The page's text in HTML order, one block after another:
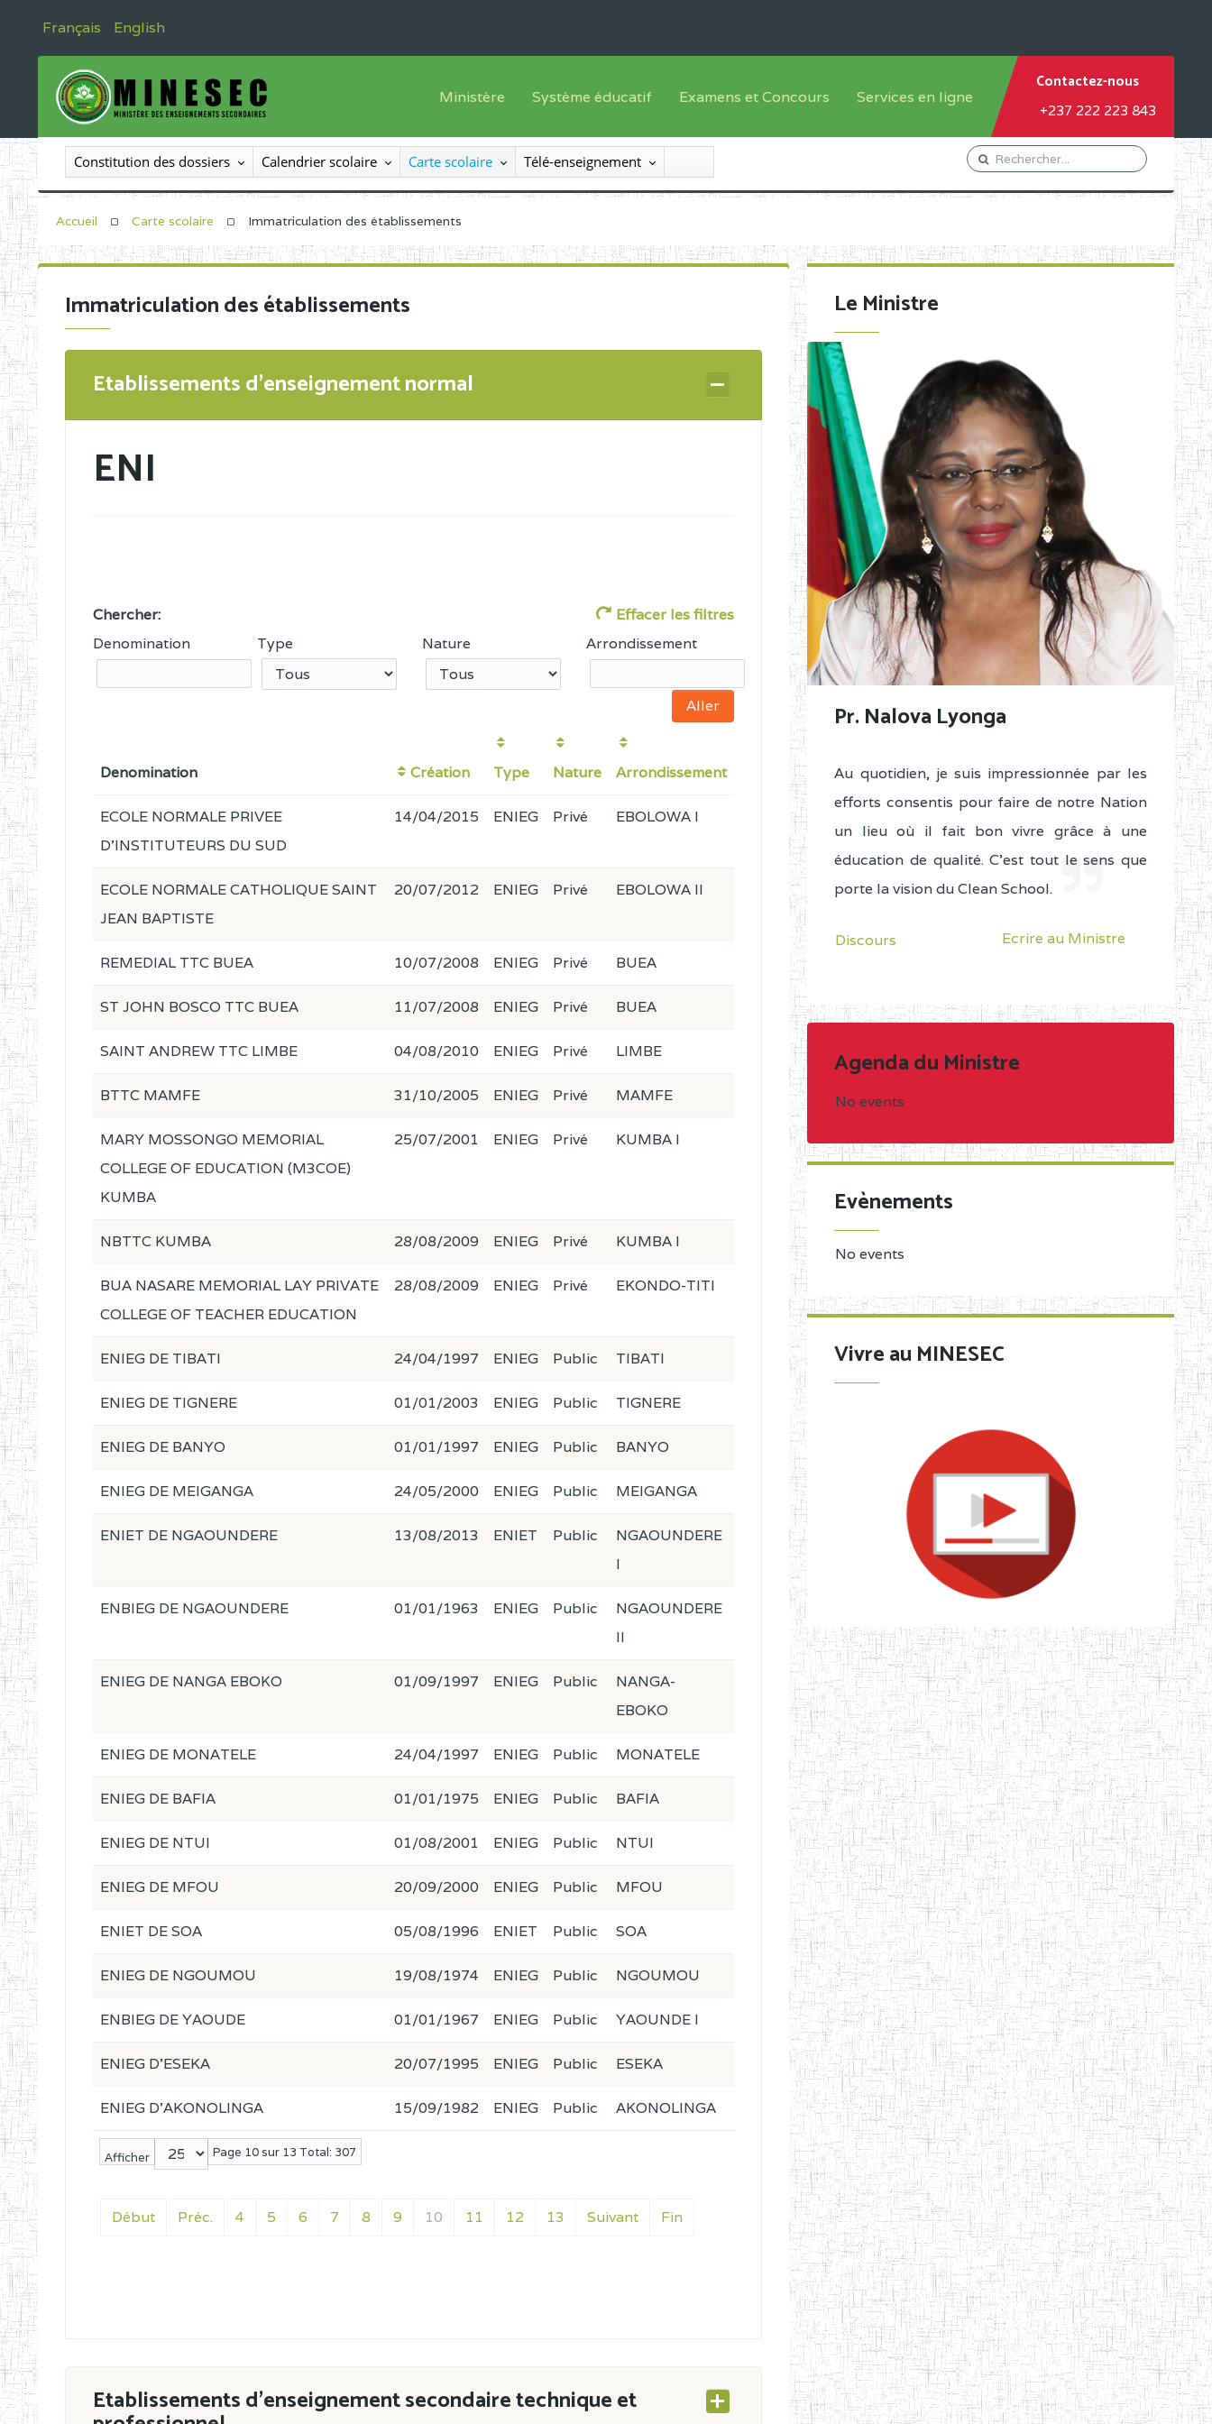
Français English
Ministère
Le Ministre
Le SEESEN
Inspection Générale des Enseignements
Organigramme
Système éducatif
Offre de formation
Sous système francophone
Progammes d'études
Examens et Concours
Inscriptions
Liste des candidats
Diplômes disponibles
Services en ligne
Orientation Conseil
Gestion du Personnel
Demande de subvention
Contactez-nous
+237 222 223 843
Constitution des dossiers Calendrier scolaire Carte scolaire Télé-enseignement
Accueil Carte scolaire Immatriculation des établissements
Immatriculation des établissements
Etablissements d'enseignement normal
ENI
Chercher:
Effacer les filtres
Denomination
Type Nature Arrondissement
Denomination Création Type Nature Arrondissement
Afficher Page 10 sur 13 Total: 307
Début Préc. 4 5 6 7 8 9 10 11 12 13 Suivant Fin
ECOLE NORMALE PRIVEE
D'INSTITUTEURS DU SUD
14/04/2015 ENIEG Privé EBOLOWA I
ECOLE NORMALE CATHOLIQUE SAINT
JEAN BAPTISTE
20/07/2012 ENIEG Privé EBOLOWA II
REMEDIAL TTC BUEA 10/07/2008 ENIEG Privé BUEA
ST JOHN BOSCO TTC BUEA 11/07/2008 ENIEG Privé BUEA
SAINT ANDREW TTC LIMBE 04/08/2010 ENIEG Privé LIMBE
BTTC MAMFE 31/10/2005 ENIEG Privé MAMFE
MARY MOSSONGO MEMORIAL
COLLEGE OF EDUCATION (M3COE)
KUMBA
25/07/2001 ENIEG Privé KUMBA I
NBTTC KUMBA 28/08/2009 ENIEG Privé KUMBA I
BUA NASARE MEMORIAL LAY PRIVATE
COLLEGE OF TEACHER EDUCATION
28/08/2009 ENIEG Privé EKONDO-TITI
ENIEG DE TIBATI 24/04/1997 ENIEG Public TIBATI
ENIEG DE TIGNERE 01/01/2003 ENIEG Public TIGNERE
ENIEG DE BANYO 01/01/1997 ENIEG Public BANYO
ENIEG DE MEIGANGA 24/05/2000 ENIEG Public MEIGANGA
ENIET DE NGAOUNDERE 13/08/2013 ENIET Public
NGAOUNDERE
I
ENBIEG DE NGAOUNDERE 01/01/1963 ENIEG Public
NGAOUNDERE
II
ENIEG DE NANGA EBOKO 01/09/1997 ENIEG Public
NANGA-
EBOKO
ENIEG DE MONATELE 24/04/1997 ENIEG Public MONATELE
ENIEG DE BAFIA 01/01/1975 ENIEG Public BAFIA
ENIEG DE NTUI 01/08/2001 ENIEG Public NTUI
ENIEG DE MFOU 20/09/2000 ENIEG Public MFOU
ENIET DE SOA 05/08/1996 ENIET Public SOA
ENIEG DE NGOUMOU 19/08/1974 ENIEG Public NGOUMOU
ENBIEG DE YAOUDE 01/01/1967 ENIEG Public YAOUNDE I
ENIEG D'ESEKA 20/07/1995 ENIEG Public ESEKA
ENIEG D'AKONOLINGA 15/09/1982 ENIEG Public AKONOLINGA
Etablissements d'enseignement secondaire technique et
Le Ministre
Pr. Nalova Lyonga
Au quotidien, je suis impressionnée par les
efforts consentis pour faire de notre Nation
un lieu où il fait bon vivre grâce à une
éducation de qualité. C'est tout le sens que
porte la vision du Clean School.
Discours Ecrire au Ministre
Agenda du Ministre
No events
Evènements
No events
Vivre au MINESEC